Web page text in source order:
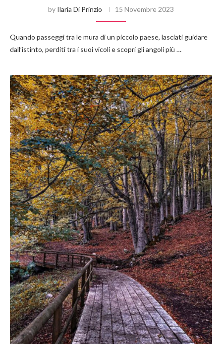
by Ilaria Di Prinzio 15 Novembre 2023
Quando passeggi tra le mura di un piccolo paese, lasciati guidare
dall’istinto, perditi tra i suoi vicoli e scopri gli angoli più …